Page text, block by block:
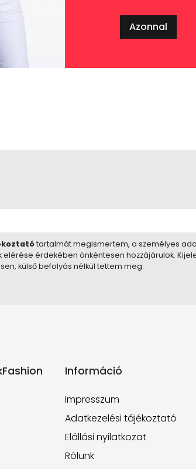
Azonnal
tartalmát megismertem, a személyes
érdekében önkéntesen hozzájárulok.
külső befolyás nélkül tettem meg.
Információ
Impresszum
Adatkezelési tájékoztató
Elállási nyilatkozat
Rólunk